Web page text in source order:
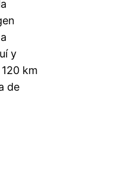
y
km
de